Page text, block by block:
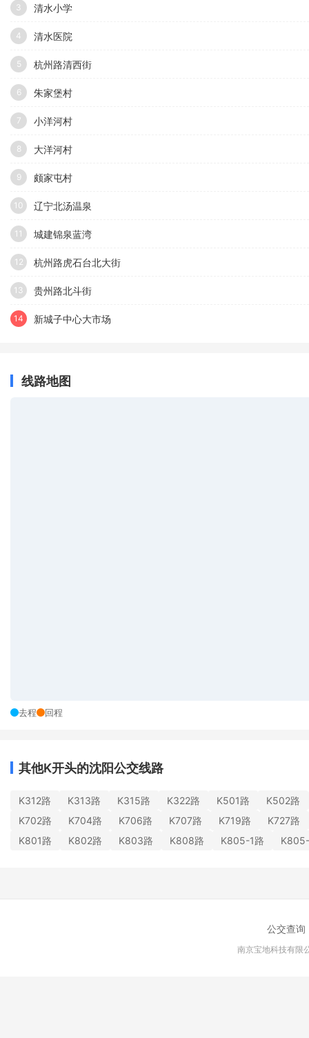
3 清水小学
4 清水医院
5 杭州路清西街
6 朱家堡村
7 小洋河村
8 大洋河村
9 颇家屯村
10 辽宁北汤温泉
11 城建锦泉蓝湾
12 杭州路虎石台北大街
13 贵州路北斗街
14 新城子中心大市场
线路地图
去程 回程
其他K开头的沈阳公交线路
K312路 K313路 K315路 K322路 K501路
K502路
K702路
K704路 K706路 K707路 K719路
K727路
K801路
K802路 K803路 K808路 K805-1路
公交查询
南京宝地科技有限